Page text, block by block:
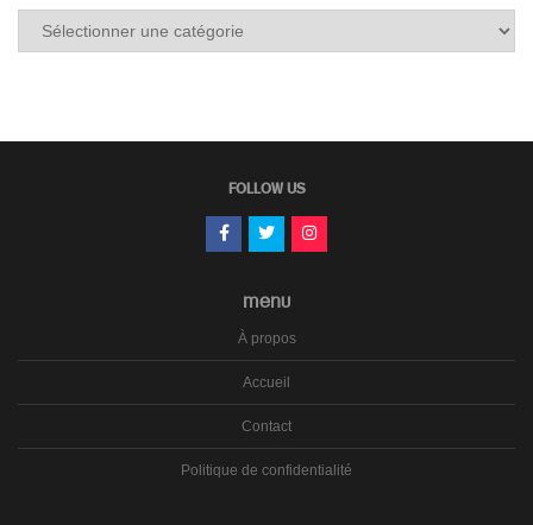
FOLLOW US
MENU
À propos
Accueil
Contact
Politique de confidentialité